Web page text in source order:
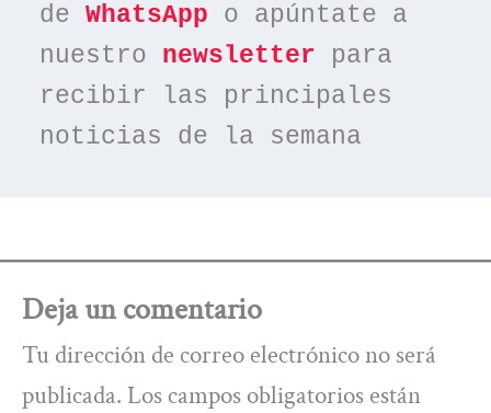
de WhatsApp o apúntate a
nuestro newsletter para
recibir las principales
noticias de la semana
Deja un comentario
Tu dirección de correo electrónico no será
publicada. Los campos obligatorios están